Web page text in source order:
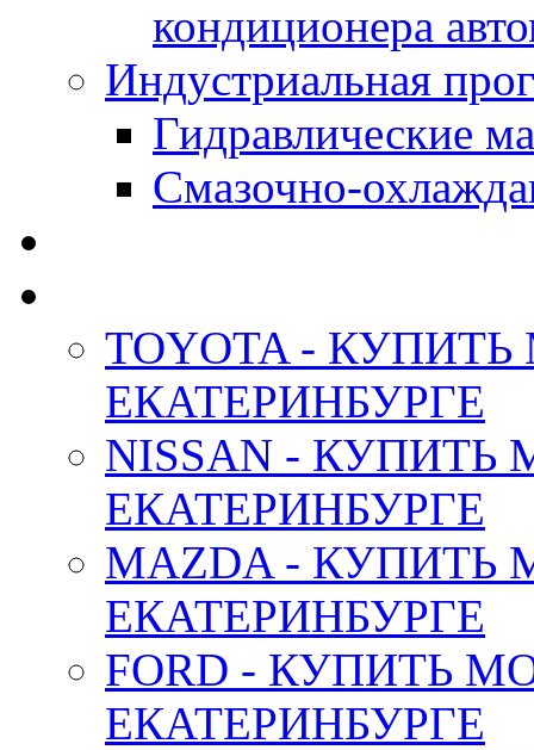
кондиционера
Индустриальная
Гидравлические
Смазочно-
TOYOTA -
ЕКАТЕРИНБУРГЕ
NISSAN -
ЕКАТЕРИНБУРГЕ
MAZDA -
ЕКАТЕРИНБУРГЕ
FORD - КУПИТЬ
ЕКАТЕРИНБУРГЕ